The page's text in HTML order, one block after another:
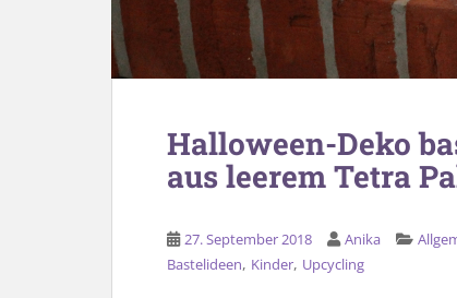
Halloween-Deko
aus leerem Tetra
27. September 2018 Anika
Bastelideen, Kinder, Upcycling